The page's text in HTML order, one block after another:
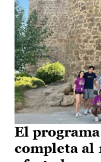
El
completa al